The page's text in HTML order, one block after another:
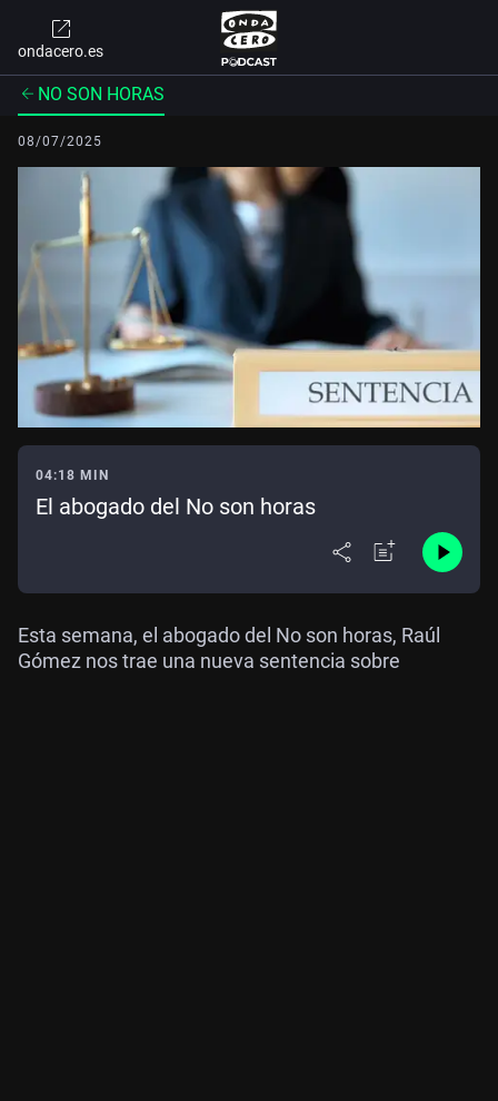
ondacero.es
NO SON HORAS
08/07/2025
04:18 MIN
El abogado del No son horas
Esta semana, el abogado del No son horas, Raúl
Gómez nos trae una nueva sentencia sobre